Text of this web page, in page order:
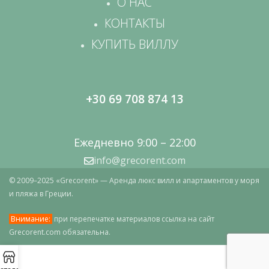
КОНТАКТЫ
КУПИТЬ ВИЛЛУ
+30 69 708 874 13
Ежедневно 9:00 – 22:00
info@grecorent.com
© 2009–2025 «Grecorent» — Аренда люкс вилл и апартаментов у моря
и пляжа в Греции.
Внимание: при перепечатке материалов ссылка на сайт
Grecorent.com обязательна.